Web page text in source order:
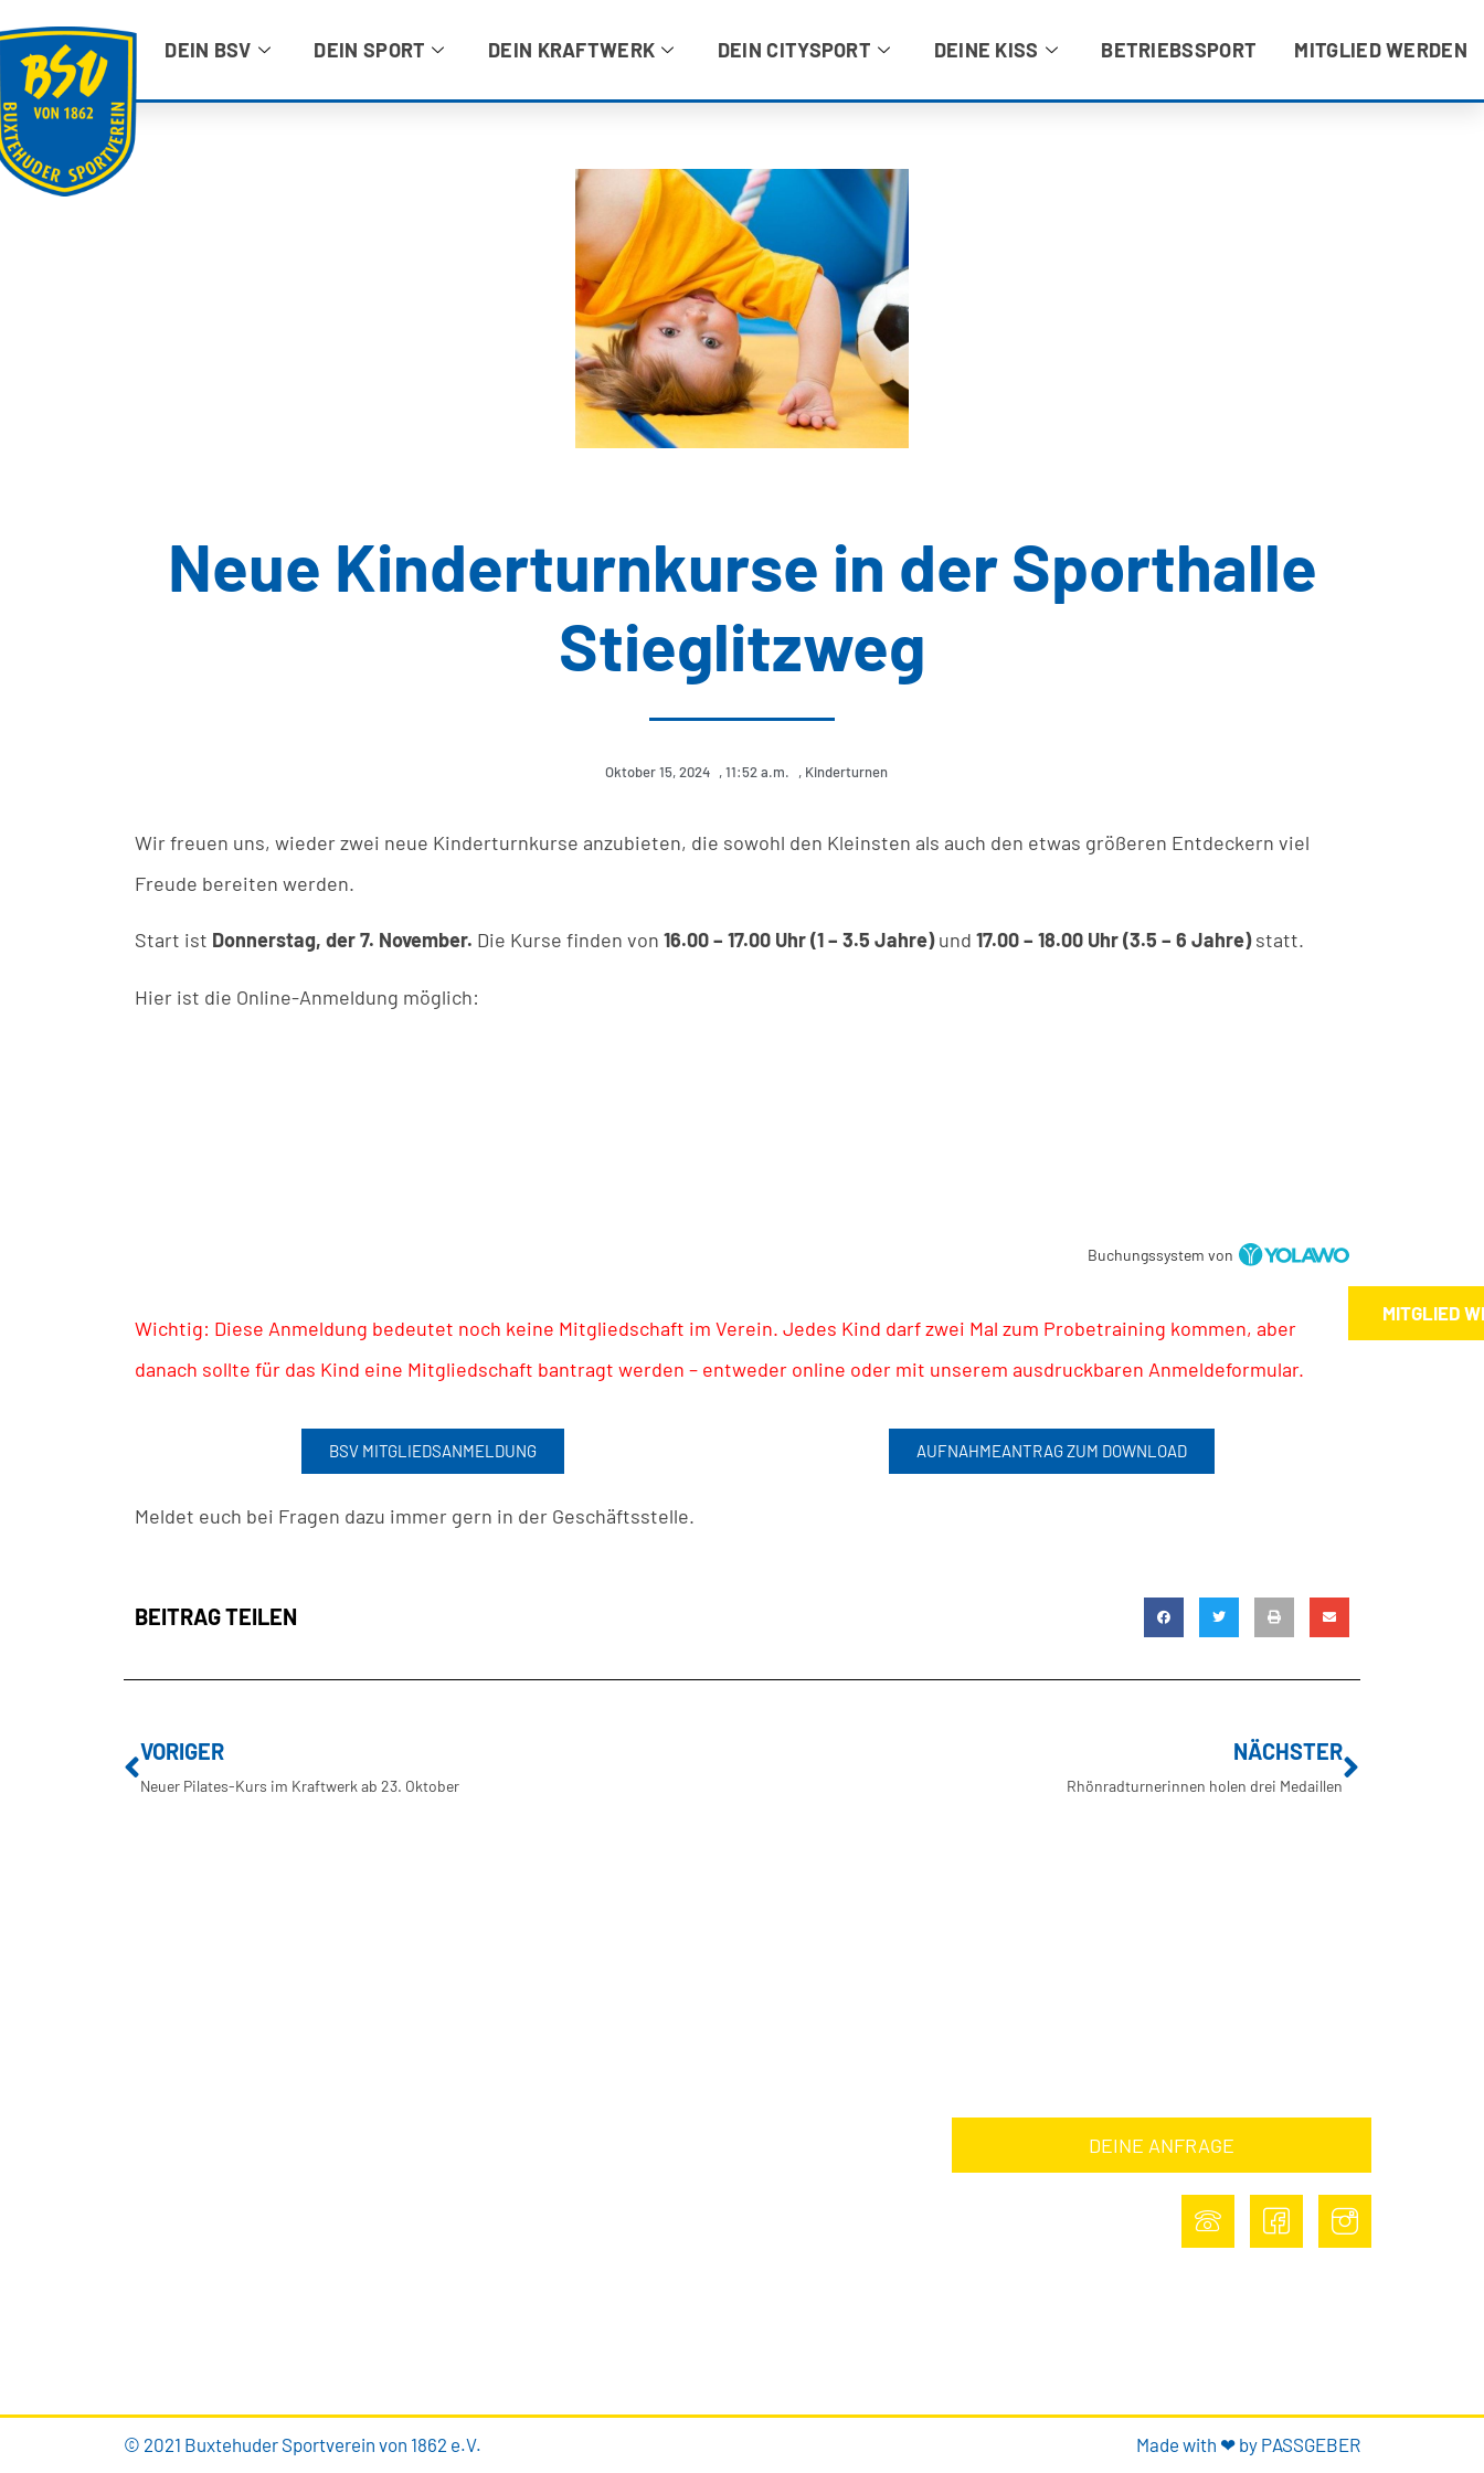
DEIN BSV DEIN SPORT DEIN KRAFTWERK DEIN CITYSPORT DEINE KISS BETRIEBSSPORT MITGLIED WERDEN
Neue Kinderturnkurse in der Sporthalle
Stieglitzweg
Oktober 15, 2024 ,11:52 a.m. , Kinderturnen
Wir freuen uns, wieder zwei neue Kinderturnkurse anzubieten, die sowohl den Kleinsten als auch den etwas größeren Entdeckern viel
Freude bereiten werden.
Start ist Donnerstag, der 7. November. Die Kurse finden von 16.00 – 17.00 Uhr (1 – 3.5 Jahre)und 17.00 – 18.00 Uhr (3.5 – 6 Jahre)statt.
Hier ist die Online-Anmeldung möglich:
Buchungssystem von
Wichtig: Diese Anmeldung bedeutet noch keine Mitgliedschaft im Verein. Jedes Kind darf zwei Mal zum Probetraining kommen, aber
danach sollte für das Kind eine Mitgliedschaft bantragt werden – entweder online oder mit unserem ausdruckbaren Anmeldeformular.
BSV MITGLIEDSANMELDUNG AUFNAHMEANTRAG ZUM DOWNLOAD
Meldet euch bei Fragen dazu immer gern in der Geschäftsstelle.
BEITRAG TEILEN
VORIGER
Neuer Pilates-Kurs im Kraftwerk ab 23. Oktober
NÄCHSTER
Rhönradturnerinnen holen drei Medaillen
DEINE ANFRAGE
© 2021 Buxtehuder Sportverein von 1862 e.V. Made with ❤ by PASSGEBER
MITGLIED